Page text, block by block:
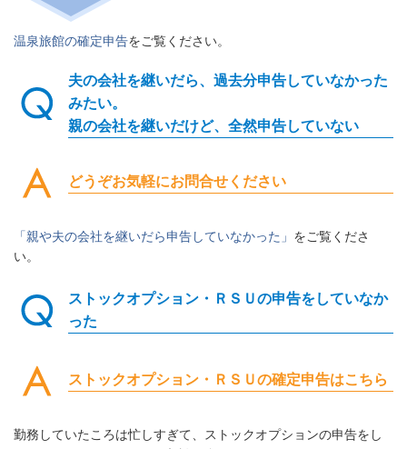
温泉旅館の確定申告をご覧ください。
夫の会社を継いだら、過去分申告していなかった
みたい。
親の会社を継いだけど、全然申告していない
どうぞお気軽にお問合せください
「親や夫の会社を継いだら申告していなかった」 をご覧くださ
い。
ストックオプション・ＲＳＵの申告をしていなか
った
ストックオプション・ＲＳＵの確定申告はこちら
勤務していたころは忙しすぎて、ストックオプションの申告をし